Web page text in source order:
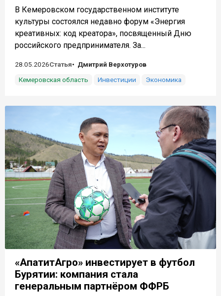
В Кемеровском государственном институте
культуры состоялся недавно форум «Энергия
креативных: код креатора», посвященный Дню
российского предпринимателя. За...
28.05.2026Статья
Дмитрий Верхотуров
Кемеровская область
Инвестиции Экономика
«АпатитАгро» инвестирует в футбол
Бурятии: компания стала
генеральным партнёром ФФРБ